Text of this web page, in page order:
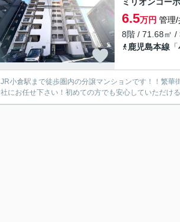
6.5万円 管理/
8階 / 71.68㎡ /
鹿児島本線 「
JR小倉駅まで徒歩圏内の分譲マンションです！！繁
社にお任せ下さい！初めての方でも安心していただけ